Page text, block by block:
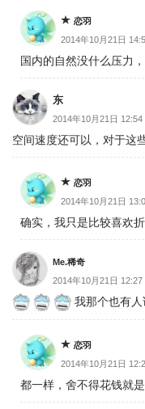
恋羽
2014年10月21日
国内的自然没什么压力
东
2014年10月21日 12:54
空间速度还可以，对于这
恋羽
2014年10月21日
确实，我只是比较喜欢
Me.稀奇
2014年10月21日 12:27
我那个也有人
恋羽
2014年10月21日
都一样，舍不得花钱就